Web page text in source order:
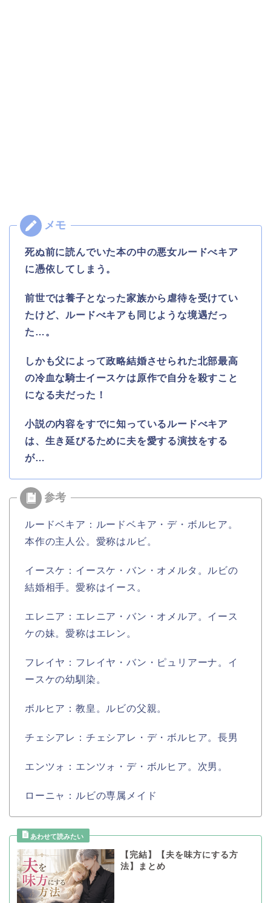
死ぬ前に読んでいた本の中の悪女ルードべキア
に憑依してしまう。
前世では養子となった家族から虐待を受けてい
たけど、ルードべキアも同じような境遇だっ
た…。
しかも父によって政略結婚させられた北部最高
の冷血な騎士イースケは原作で自分を殺すこと
になる夫だった！
小説の内容をすでに知っているルードべキア
は、生き延びるために夫を愛する演技をする
が…
ルードベキア：ルードベキア・デ・ボルヒア。
本作の主人公。愛称はルビ。
イースケ：イースケ・バン・オメルタ。ルビの
結婚相手。愛称はイース。
エレニア：エレニア・バン・オメルア。イース
ケの妹。愛称はエレン。
フレイヤ：フレイヤ・バン・ピュリアーナ。イ
ースケの幼馴染。
ボルヒア：教皇。ルビの父親。
チェシアレ：チェシアレ・デ・ボルヒア。長男
エンツォ：エンツォ・デ・ボルヒア。次男。
ローニャ：ルビの専属メイド
【完結】【夫を味方にする方
法】まとめ